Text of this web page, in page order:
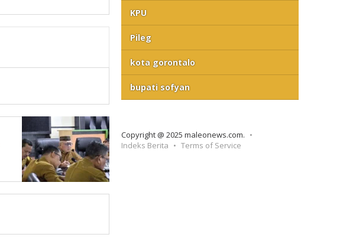
KPU
Pileg
kota gorontalo
bupati sofyan
Copyright @ 2025 maleonews.com.
Indeks Berita
Terms of Service